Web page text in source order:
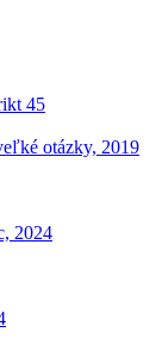
45
otázky, 2019
2024